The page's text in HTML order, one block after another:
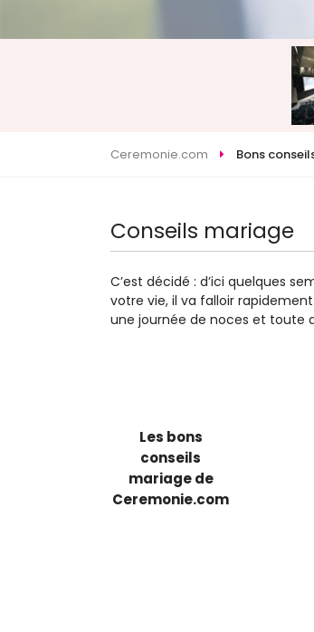
Ceremonie.com Bons
Conseils mariage
C’est décidé : d’ici quelques
votre vie, il va falloir
une journée de noces et toute
Les bons
conseils
mariage de
Ceremonie.com